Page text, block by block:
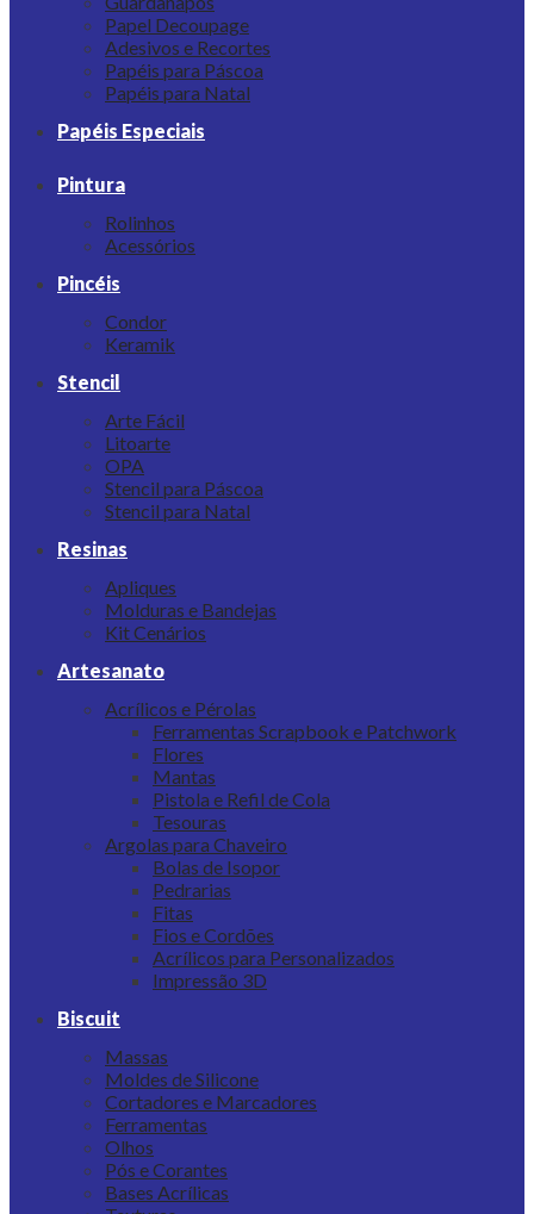
Papel Decoupage
Adesivos e Recortes
Papéis para Páscoa
Papéis para Natal
Papéis Especiais
Pintura
Rolinhos
Acessórios
Pincéis
Condor
Keramik
Stencil
Arte Fácil
Litoarte
OPA
Stencil para Páscoa
Stencil para Natal
Resinas
Apliques
Molduras e Bandejas
Kit Cenários
Artesanato
Acrílicos e Pérolas
Ferramentas Scrapbook e Patchwork
Flores
Mantas
Pistola e Refil de Cola
Tesouras
Argolas para Chaveiro
Bolas de Isopor
Pedrarias
Fitas
Fios e Cordões
Acrílicos para Personalizados
Impressão 3D
Biscuit
Massas
Moldes de Silicone
Cortadores e Marcadores
Ferramentas
Olhos
Pós e Corantes
Bases Acrílicas